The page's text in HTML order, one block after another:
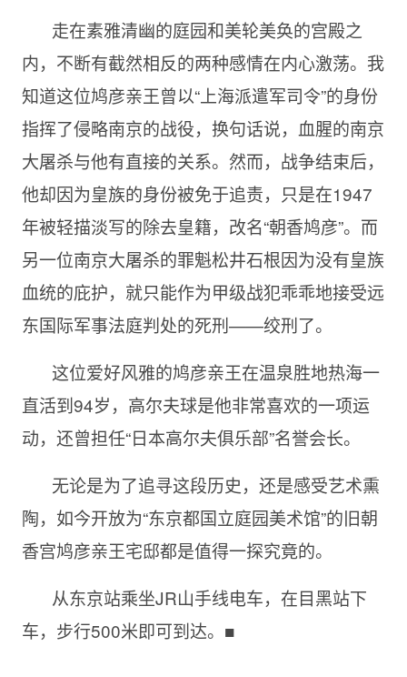
走在素雅清幽的庭园和美轮美奂的宫殿之
内，不断有截然相反的两种感情在内心激荡。我
知道这位鸠彦亲王曾以“上海派遣军司令”的身份
指挥了侵略南京的战役，换句话说，血腥的南京
大屠杀与他有直接的关系。然而，战争结束后，
他却因为皇族的身份被免于追责，只是在1947
年被轻描淡写的除去皇籍，改名“朝香鸠彦”。而
另一位南京大屠杀的罪魁松井石根因为没有皇族
血统的庇护，就只能作为甲级战犯乖乖地接受远
东国际军事法庭判处的死刑——绞刑了。
这位爱好风雅的鸠彦亲王在温泉胜地热海一
直活到94岁，高尔夫球是他非常喜欢的一项运
动，还曾担任“日本高尔夫俱乐部”名誉会长。
无论是为了追寻这段历史，还是感受艺术熏
陶，如今开放为“东京都国立庭园美术馆”的旧朝
香宫鸠彦亲王宅邸都是值得一探究竟的。
从东京站乘坐JR山手线电车，在目黑站下
车，步行500米即可到达。■